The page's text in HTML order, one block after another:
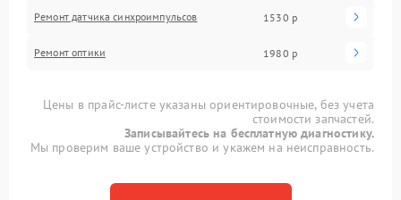
Ремонт датчика синхроимпульсов 1530 р
Ремонт оптики 1980 р
Цены в прайс-листе указаны ориентировочные, без учета
стоимости запчастей.
Записывайтесь на бесплатную диагностику.
Мы проверим ваше устройство и укажем на неисправность.